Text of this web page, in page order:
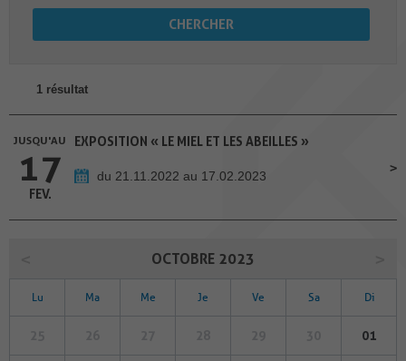
1 résultat
JUSQU'AU
17
FEV.
EXPOSITION « LE MIEL ET LES ABEILLES »
du 21.11.2022 au 17.02.2023
OCTOBRE 2023
Lu Ma Me Je Ve Sa Di
01